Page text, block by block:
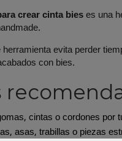
crear cinta bieses una
herramienta evita perder
con bies.
cintas o cordones por
asas, trabillas o piezas